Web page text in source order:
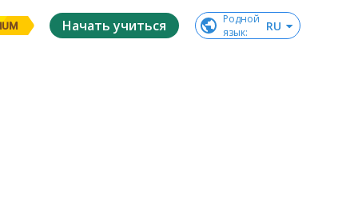
Начать учиться
Родной
язык: RU